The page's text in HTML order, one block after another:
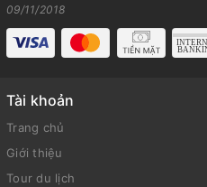
09/11/2018
Tài khoản
Trang chủ
Giới thiệu
Tour du lịch